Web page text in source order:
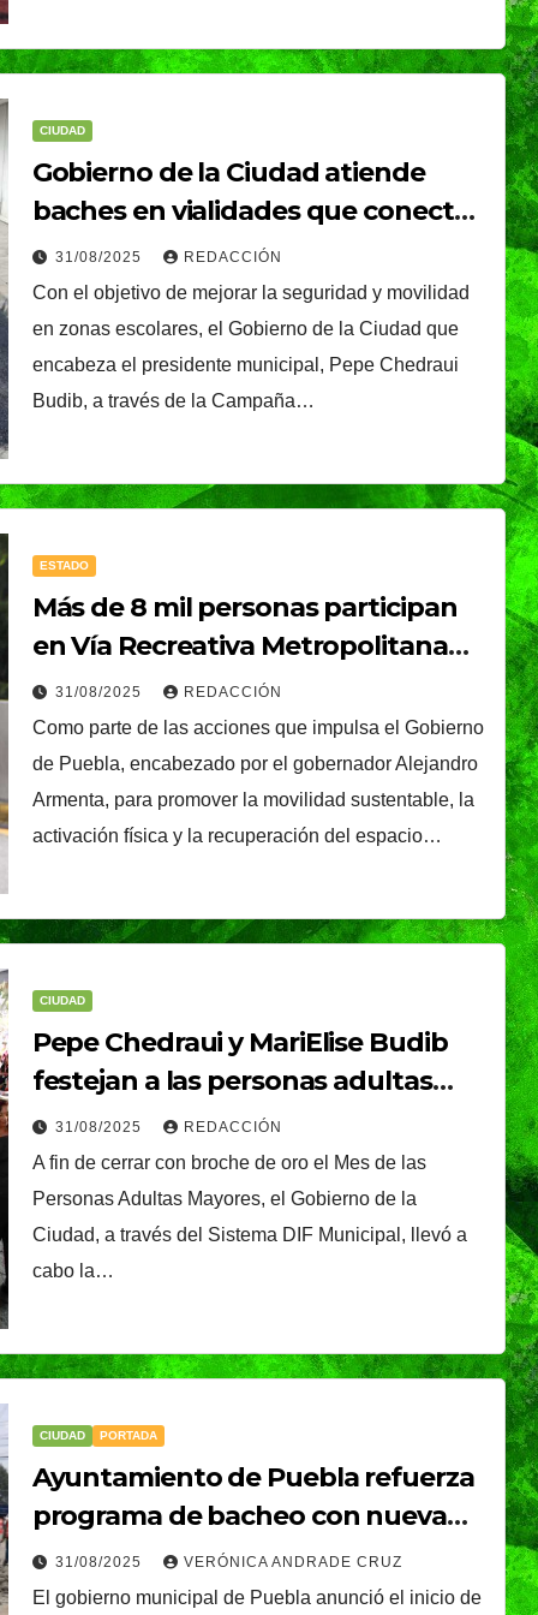
CIUDAD
Gobierno de la Ciudad atiende
baches en vialidades que conectan
con planteles educativos
31/08/2025 REDACCIÓN
Con el objetivo de mejorar la seguridad y movilidad
en zonas escolares, el Gobierno de la Ciudad que
encabeza el presidente municipal, Pepe Chedraui
Budib, a través de la Campaña…
ESTADO
Más de 8 mil personas participan
en Vía Recreativa Metropolitana
edición “Mes de los Abuelos”: SMT
31/08/2025 REDACCIÓN
Como parte de las acciones que impulsa el Gobierno
de Puebla, encabezado por el gobernador Alejandro
Armenta, para promover la movilidad sustentable, la
activación física y la recuperación del espacio…
CIUDAD
Pepe Chedraui y MariElise Budib
festejan a las personas adultas
mayores con el concurso “Vive
Danzón 2025”
31/08/2025 REDACCIÓN
A fin de cerrar con broche de oro el Mes de las
Personas Adultas Mayores, el Gobierno de la
Ciudad, a través del Sistema DIF Municipal, llevó a
cabo la…
CIUDAD PORTADA
Ayuntamiento de Puebla refuerza
programa de bacheo con nueva
etapa en septiembre 2025
31/08/2025 VERÓNICA ANDRADE CRUZ
El gobierno municipal de Puebla anunció el inicio de
el
que
Oreo® y BTS lanzan
su edición limitada
en México
CRUZ
Presidenta Claudia
Sheinbaum
la Jornada Nacional
2026; se realizará el
próximo domingo 9
de agosto y se
plantarán 6.6
millones de árboles
plantas
05/08/2026 REDACCIÓN
CIUDAD DEPORTES
Puebla Capital sigue
viviendo la pasión